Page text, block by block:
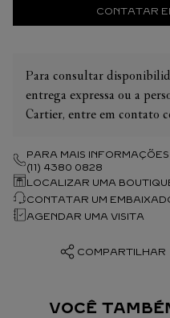
CONTATAR
Para consultar
entrega expressa ou a
Cartier, entre em contato
PARA MAIS
(11) 4380 0828
LOCALIZAR UMA
CONTATAR UM
AGENDAR UMA VISITA
COMPARTILHAR
VOCÊ